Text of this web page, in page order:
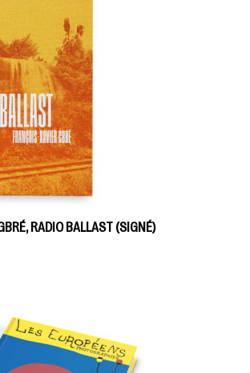
RADIO BALLAST (SIGNÉ)